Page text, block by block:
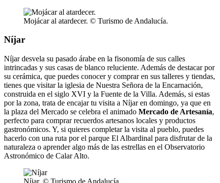
Mojácar al atardecer. © Turismo de Andalucía.
Níjar
Níjar desvela su pasado árabe en la fisonomía de sus calles
intrincadas y sus casas de blanco reluciente. Además de destacar por
su cerámica, que puedes conocer y comprar en sus talleres y tiendas,
tienes que visitar la iglesia de Nuestra Señora de la Encarnación,
construida en el siglo XVI y la Fuente de la Villa. Además, si estas
por la zona, trata de encajar tu visita a Níjar en domingo, ya que en
la plaza del Mercado se celebra el animado Mercado de Artesanía,
perfecto para comprar recuerdos artesanos locales y productos
gastronómicos. Y, si quieres completar la visita al pueblo, puedes
hacerlo con una ruta por el parque El Albardinal para disfrutar de la
naturaleza o aprender algo más de las estrellas en el Observatorio
Astronómico de Calar Alto.